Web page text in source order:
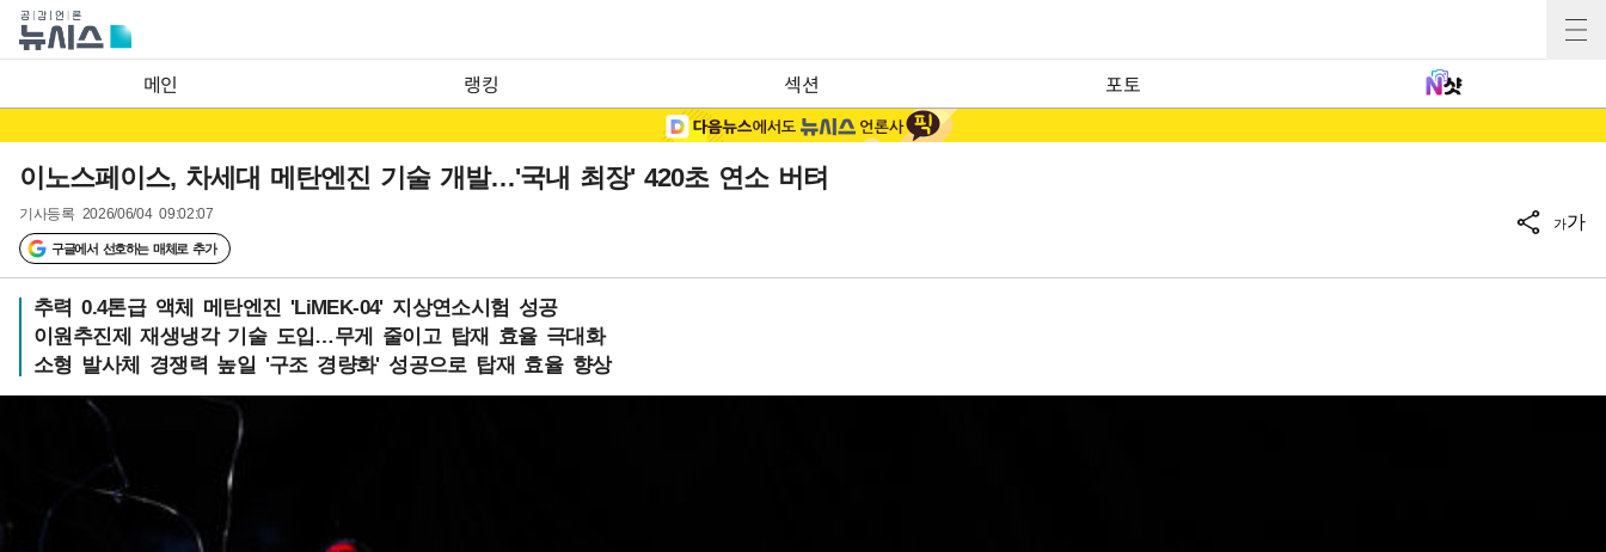
메인 랭킹 섹션 포토
이노스페이스, 차세대 메탄엔진 기술 개발…'국내 최장' 420초 연소 버텨
기사등록 2026/06/04 09:02:07
구글에서 선호하는 매체로 추가
가가
추력 0.4톤급 액체 메탄엔진 'LiMEK-04' 지상연소시험 성공
이원추진제 재생냉각 기술 도입…무게 줄이고 탑재 효율 극대화
소형 발사체 경쟁력 높일 '구조 경량화' 성공으로 탑재 효율 향상